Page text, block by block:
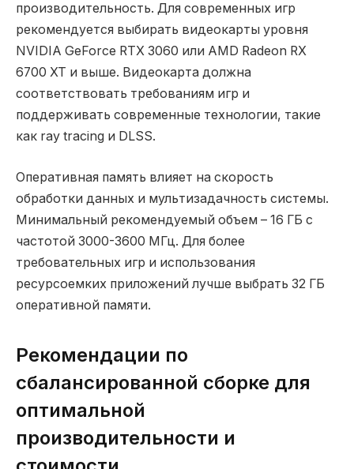
производительность. Для современных игр
рекомендуется выбирать видеокарты уровня
NVIDIA GeForce RTX 3060 или AMD Radeon RX
6700 XT и выше. Видеокарта должна
соответствовать требованиям игр и
поддерживать современные технологии, такие
как ray tracing и DLSS.
Оперативная память влияет на скорость
обработки данных и мультизадачность системы.
Минимальный рекомендуемый объем – 16 ГБ с
частотой 3000-3600 МГц. Для более
требовательных игр и использования
ресурсоемких приложений лучше выбрать 32 ГБ
оперативной памяти.
Рекомендации по
сбалансированной сборке для
оптимальной
производительности и